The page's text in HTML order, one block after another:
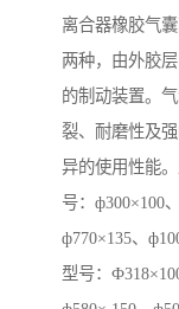
离合器橡胶气
两种，由外胶
的制动装置。
裂、耐磨性及
异的使用性能
号：ф300×100
ф770×135、
型号：